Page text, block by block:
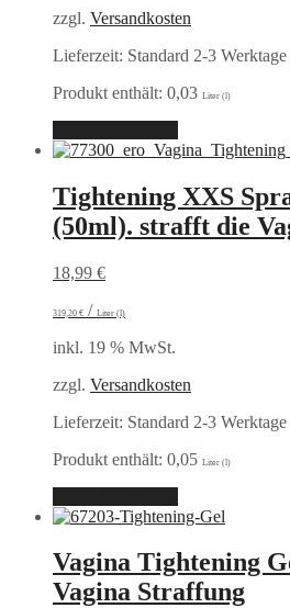
zzgl. Versandkosten
Lieferzeit: Standard 2-3 Werktage
Produkt enthält: 0,03 Liter (l)
Tightening XXS
(50ml). strafft die
18,99 €
319,20 € / Liter (l)
inkl. 19 % MwSt.
zzgl. Versandkosten
Lieferzeit: Standard 2-3 Werktage
Produkt enthält: 0,05 Liter (l)
Vagina Tightening
Vagina Straffung